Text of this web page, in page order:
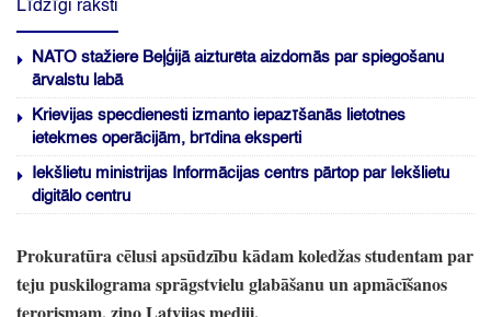
Līdzīgi raksti
NATO stažiere Beļģijā aizturēta aizdomās par spiegošanu
ārvalstu labā
Krievijas specdienesti izmanto iepazīšanās lietotnes
ietekmes operācijām, brīdina eksperti
Iekšlietu ministrijas Informācijas centrs pārtop par Iekšlietu
digitālo centru
Prokuratūra cēlusi apsūdzību kādam koledžas studentam par
teju puskilograma sprāgstvielu glabāšanu un apmācīšanos
terorismam,ziņo Latvijas mediji.